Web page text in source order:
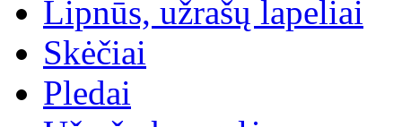
Lipnūs, užrašų lapeliai
Skėčiai
Pledai